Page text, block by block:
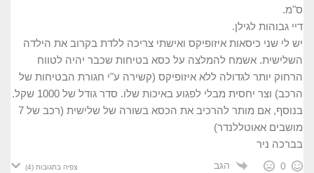
ס"מ.
דיי גבוהות לגילן.
יש לי שני כיסאות איזופיקס ואישתי צריכה ללדת בקרוב את הילדה
השלישית. אשמח להמלצה על כסא בטיחות שכבר יהיה לטווח
הרחוק יותר לגדולה ללא איזופיקס (קשירה ע"י חגורת הבטיחות של
הרכב) וצר יחסית מבלי לפגוע באיכות שלו. סדר גודל של 1000 שקל.
בנוסף, אם מותר להרכיב את הכסא בשורה של שלישית (רכב של 7
מושבים אאוטללנדר)
בברכה ניר
0 הגב צפיה בתגובות (4)